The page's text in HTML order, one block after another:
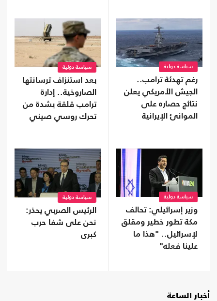
سياسة دولية
رغم تهدئة ترامب..
الجيش الأمريكي يعلن
نتائج حصاره على
الموانئ الإيرانية
سياسة دولية
بعد استنزاف ترسانتها
الصاروخية.. إدارة
ترامب قلقة بشدة من
تحرك روسي صيني
سياسة دولية
وزير إسرائيلي: تحالف
مكة تطور خطير ومقلق
لإسرائيل.. "هذا ما
علينا فعله"
سياسة دولية
الرئيس الصربي يحذر:
نحن على شفا حرب
كبرى
أخبار الساعة